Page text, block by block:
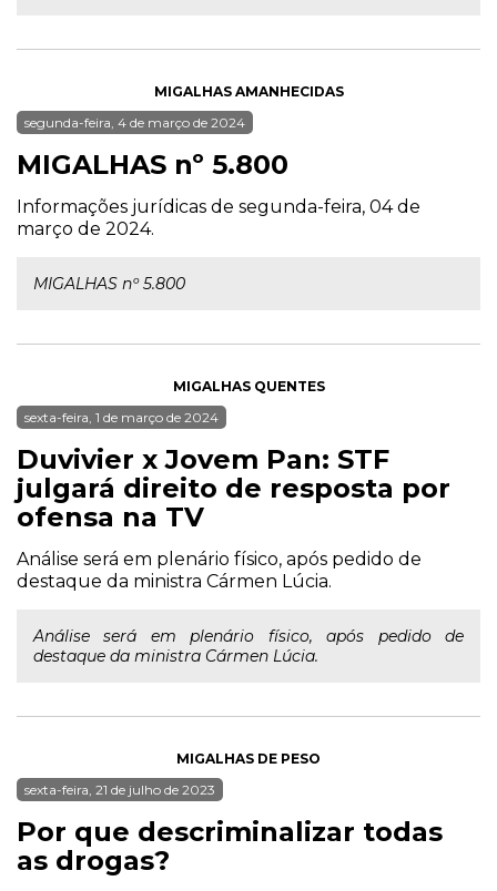
MIGALHAS AMANHECIDAS
segunda-feira, 4 de março de 2024
MIGALHAS nº 5.800
Informações jurídicas de segunda-feira, 04 de
março de 2024.
MIGALHAS nº 5.800
MIGALHAS QUENTES
sexta-feira, 1 de março de 2024
Duvivier x Jovem Pan: STF
julgará direito de resposta por
ofensa na TV
Análise será em plenário físico, após pedido de
destaque da ministra Cármen Lúcia.
Análise será em plenário físico, após pedido de
destaque da ministra Cármen Lúcia.
MIGALHAS DE PESO
sexta-feira, 21 de julho de 2023
Por que descriminalizar todas
as drogas?